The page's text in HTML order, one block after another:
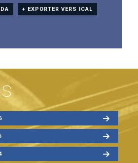
+ EXPORTER VERS ICAL